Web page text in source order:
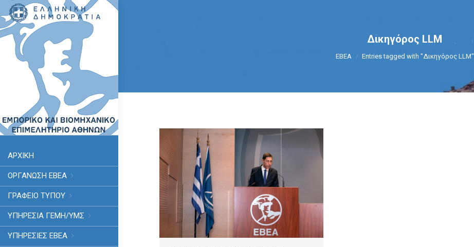
ΑΡΧΙΚΗ
ΟΡΓΑΝΩΣΗ ΕΒΕΑ
ΓΡΑΦΕΙΟ ΤΥΠΟΥ
ΥΠΗΡΕΣΊΑ ΓΕΜΗ/ΥΜΣ
ΥΠΗΡΕΣΙΕΣ ΕΒΕΑ
Δικηγόρος LLM
You are here:
ΕΒΕΑ Entries tagged with "Δικηγόρος LLM"